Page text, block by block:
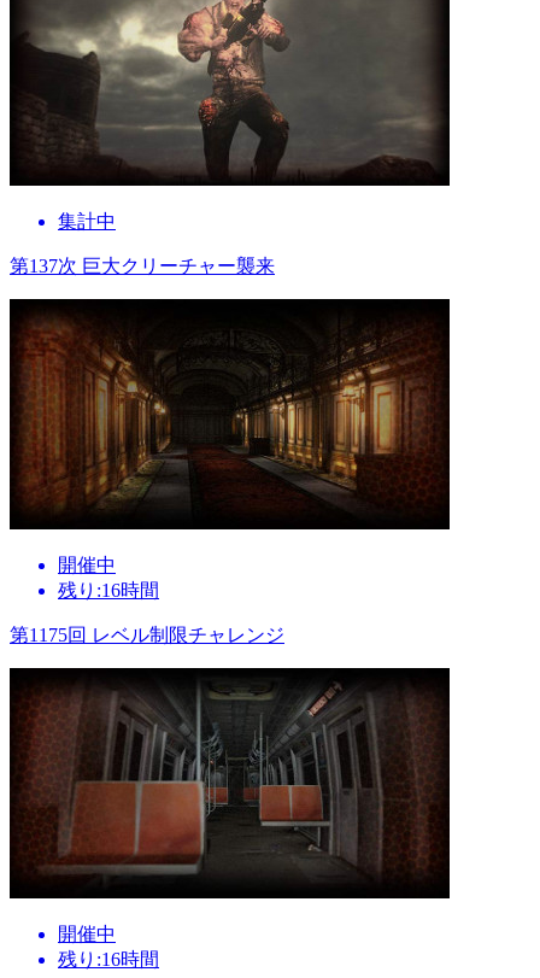
集計中
第137次 巨大クリーチャー襲来
開催中
残り:16時間
第1175回 レベル制限チャレンジ
開催中
残り:16時間